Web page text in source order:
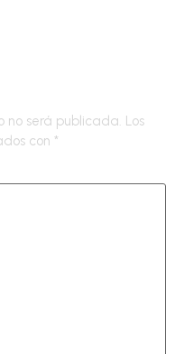
no será publicada. Los
con *